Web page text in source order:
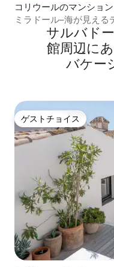
コリウールのマンショ
ミラドール–海が見える
サルバド
館⁠周⁠辺⁠に⁠
バ⁠ケ⁠ー⁠
ゲストチョイス
ゲストチョイス